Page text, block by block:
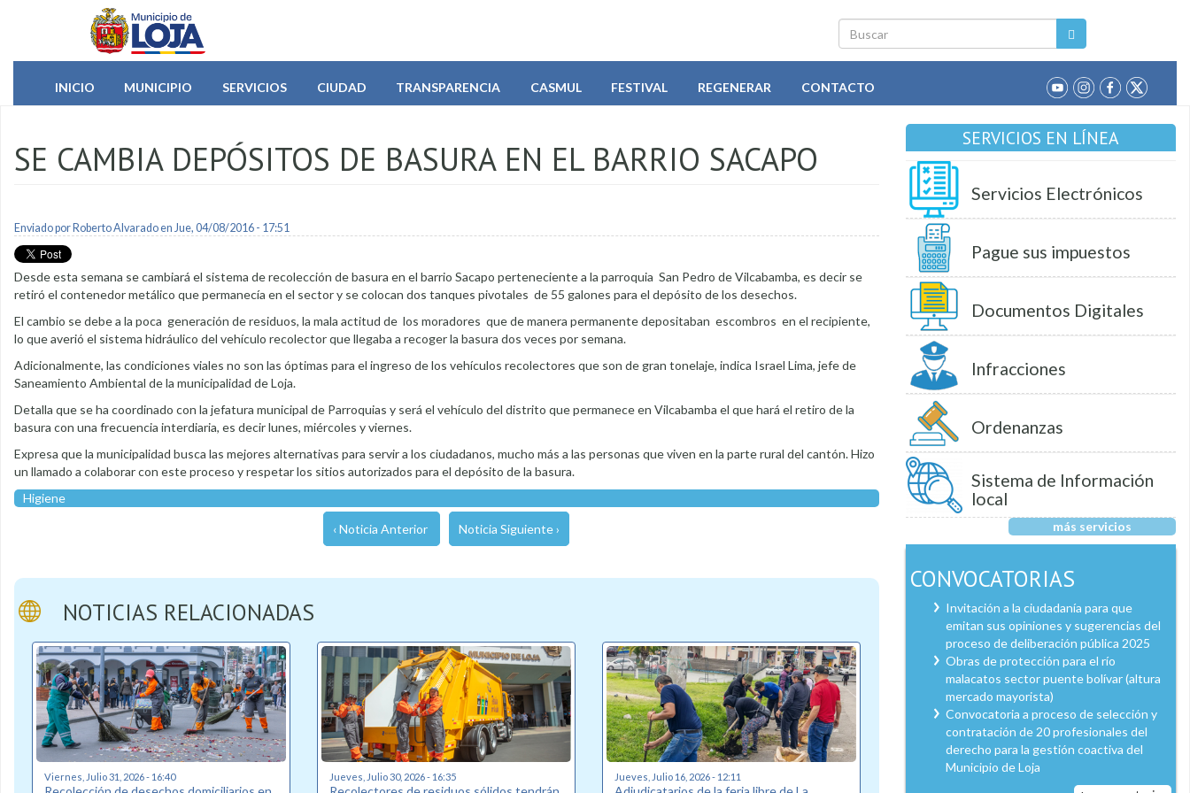
Pasar al contenido principal
Buscar
INICIO
MUNICIPIO SERVICIOS CIUDAD TRANSPARENCIA CASMUL FESTIVAL REGENERAR CONTACTO
SE CAMBIA DEPÓSITOS DE BASURA EN EL BARRIO SACAPO
Enviado por Roberto Alvaradoen Jue, 04/08/2016 - 17:51
Desde esta semana se cambiará el sistema de recolección de basura en el barrio Sacapo perteneciente a la parroquia San Pedro de Vilcabamba, es decir se
retiró el contenedor metálico que permanecía en el sector y se colocan dos tanques pivotales de 55 galones para el depósito de los desechos.
El cambio se debe a la poca generación de residuos, la mala actitud de los moradores que de manera permanente depositaban escombros en el recipiente,
lo que averió el sistema hidráulico del vehículo recolector que llegaba a recoger la basura dos veces por semana.
Adicionalmente, las condiciones viales no son las óptimas para el ingreso de los vehículos recolectores que son de gran tonelaje, indica Israel Lima, jefe de
Saneamiento Ambiental de la municipalidad de Loja.
Detalla que se ha coordinado con la jefatura municipal de Parroquias y será el vehículo del distrito que permanece en Vilcabamba el que hará el retiro de la
basura con una frecuencia interdiaria, es decir lunes, miércoles y viernes.
Expresa que la municipalidad busca las mejores alternativas para servir a los ciudadanos, mucho más a las personas que viven en la parte rural del cantón. Hizo
un llamado a colaborar con este proceso y respetar los sitios autorizados para el depósito de la basura.
Higiene
‹ Noticia Anterior Noticia Siguiente ›
NOTICIAS RELACIONADAS
Viernes, Julio 31, 2026 - 16:40 Jueves, Julio 30, 2026 - 16:35 Jueves, Julio 16, 2026 - 12:11
SERVICIOS EN LÍNEA
Servicios Electrónicos
Pague sus impuestos
Documentos Digitales
Infracciones
Ordenanzas
Sistema de Información
local
más servicios
CONVOCATORIAS
Invitación a la ciudadanía para que
emitan sus opiniones y sugerencias del
proceso de deliberación pública 2025
Obras de protección para el río
malacatos sector puente bolívar (altura
mercado mayorista)
Convocatoria a proceso de selección y
contratación de 20 profesionales del
derecho para la gestión coactiva del
Municipio de Loja